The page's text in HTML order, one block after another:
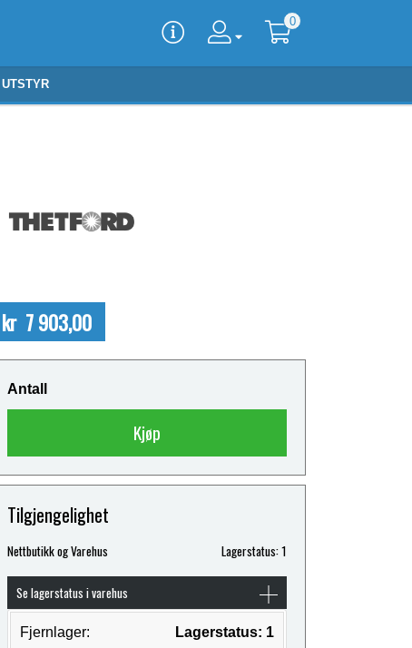
0
kr 7 903,00
Antall
Kjøp
Tilgjengelighet
Nettbutikk og Varehus Lagerstatus: 1
Se lagerstatus i varehus
Fjernlager: Lagerstatus: 1